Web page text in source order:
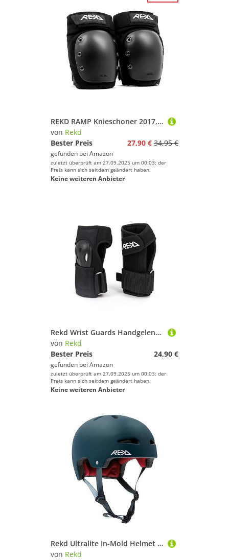
REKD RAMP Knieschoner 2017, M
von Rekd
Bester Preis
27,90 € 34,95 €
gefunden bei Amazon
zuletzt überprüft am 27.09.2025 um 00:03; der
Preis kann sich seitdem geändert haben.
Keine weiteren Anbieter
Rekd Wrist Guards Handgelenkschützer, für Erwachsene, Unisex, Schwarz (Black), S
von Rekd
Bester Preis
24,90 €
gefunden bei Amazon
zuletzt überprüft am 27.09.2025 um 00:03; der
Preis kann sich seitdem geändert haben.
Keine weiteren Anbieter
Rekd Ultralite In-Mold Helmet Skateboardhelm für Erwachsene, Unisex, Blau (blau), 57-59 cm
von Rekd